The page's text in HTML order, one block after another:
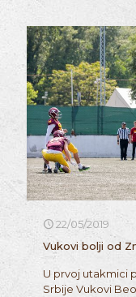
22/05/2019
Vukovi bolji od
U prvoj utakmici
Srbije Vukovi